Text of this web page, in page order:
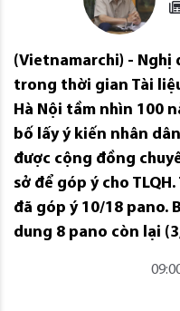
(Vietnamarchi) - Nghị
trong thời gian Tài
Hà Nội tầm nhìn 100
bố lấy ý kiến nhân
được cộng đồng
sở để góp ý cho
đã góp ý 10/18 pano.
dung 8 pano còn lại